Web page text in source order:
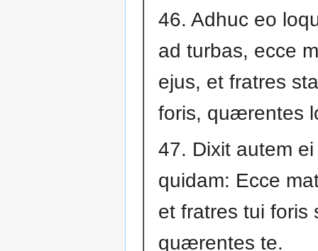
46. Adhuc eo
ad turbas, ecce
ejus, et fratres
foris, quærentes
47. Dixit autem ei
quidam: Ecce
et fratres tui foris
quærentes te.